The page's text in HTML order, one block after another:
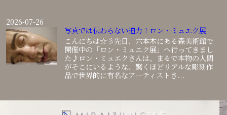
2026-07-26
写真では伝わらない迫力！ロン・ミュエク展
こんにちは☆彡先日、六本木にある森美術館で
開催中の「ロン・ミュエク展」へ行ってきまし
た♪ロン・ミュエクさんは、まるで本物の人間
がそこにいるような、驚くほどリアルな彫刻作
品で世界的に有名なアーティストさ...